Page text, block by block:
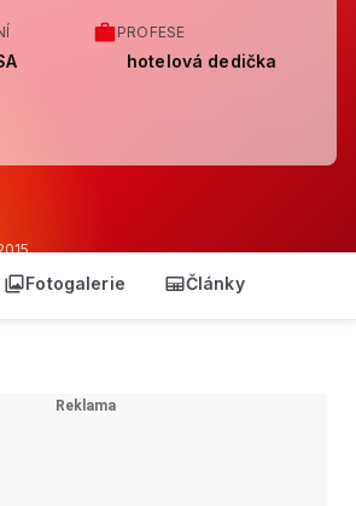
PROFESE
hotelová dedička
Fotogalerie Články